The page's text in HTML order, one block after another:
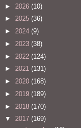
► 2026 (10)
► 2025 (36)
► 2024 (9)
► 2023 (38)
► 2022 (124)
► 2021 (131)
► 2020 (168)
► 2019 (189)
► 2018 (170)
▼ 2017 (169)